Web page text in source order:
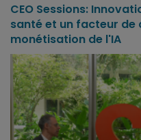
CEO Sessions:
santé et un facteur de
monétisation de l'IA